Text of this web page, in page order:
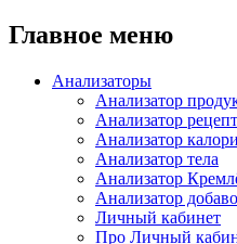
Главное меню
Анализаторы
Анализатор
Анализатор
Анализатор
Анализатор тела
Анализатор
Анализатор
Личный кабинет
Про Личный